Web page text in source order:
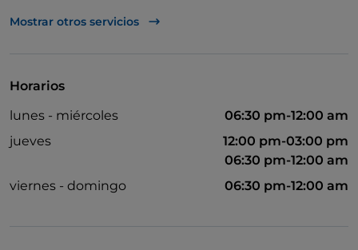
UnionPay via TheFork PAY
Mostrar otros servicios
Horarios
lunes - miércoles
06:30 pm-12:00 am
jueves
12:00 pm-03:00 pm
06:30 pm-12:00 am
viernes - domingo
06:30 pm-12:00 am